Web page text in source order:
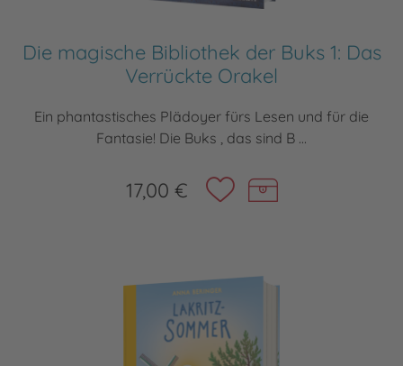
Die magische Bibliothek der Buks 1: Das
Verrückte Orakel
Ein phantastisches Plädoyer fürs Lesen und für die
Fantasie! Die Buks , das sind B ...
17,00 €